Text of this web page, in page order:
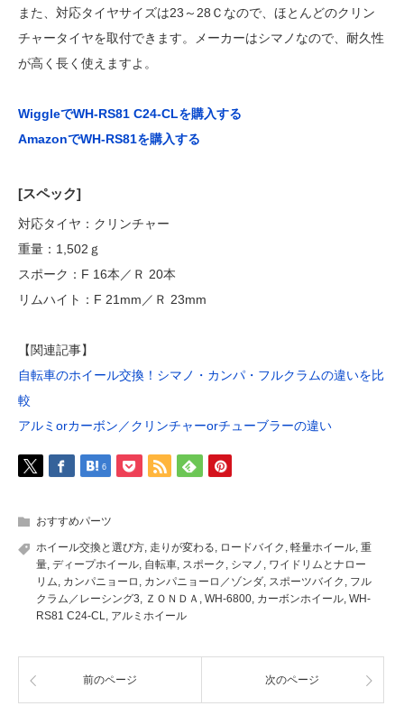
また、対応タイヤサイズは23～28Ｃなので、ほとんどのクリン
チャータイヤを取付できます。メーカーはシマノなので、耐久性
が高く長く使えますよ。
WiggleでWH-RS81 C24-CLを購入する
AmazonでWH-RS81を購入する
[スペック]
対応タイヤ：クリンチャー
重量：1,502ｇ
スポーク：F 16本／Ｒ 20本
リムハイト：F 21mm／Ｒ 23mm
【関連記事】
自転車のホイール交換！シマノ・カンパ・フルクラムの違いを比
較
アルミorカーボン／クリンチャーorチューブラーの違い
6
おすすめパーツ
ホイール交換と選び方 走りが変わる ロードバイク 軽量ホイール 重
量 ディープホイール 自転車 スポーク シマノ
ワイドリムとナロー
リム カンパニョーロ カンパニョーロ／ゾンダ スポーツバイク
フル
クラム／レーシング3
ＺＯＮＤＡ WH-6800 カーボンホイール WH-
RS81 C24-CL
アルミホイール
前のページ 次のページ